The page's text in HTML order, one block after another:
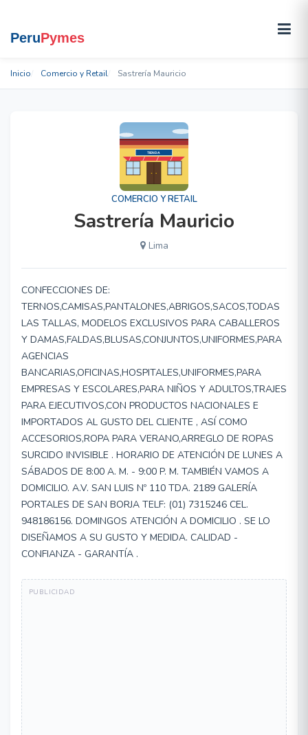
Inicio Comercio y Retail Sastrería Mauricio
COMERCIO Y RETAIL
Sastrería Mauricio
Lima
CONFECCIONES DE:
TERNOS,CAMISAS,PANTALONES,ABRIGOS,SACOS,TODAS
LAS TALLAS, MODELOS EXCLUSIVOS PARA CABALLEROS
Y DAMAS,FALDAS,BLUSAS,CONJUNTOS,UNIFORMES,PARA
AGENCIAS
BANCARIAS,OFICINAS,HOSPITALES,UNIFORMES,PARA
EMPRESAS Y ESCOLARES,PARA NIÑOS Y ADULTOS,TRAJES
PARA EJECUTIVOS,CON PRODUCTOS NACIONALES E
IMPORTADOS AL GUSTO DEL CLIENTE , ASÍ COMO
ACCESORIOS,ROPA PARA VERANO,ARREGLO DE ROPAS
SURCIDO INVISIBLE . HORARIO DE ATENCIÓN DE LUNES A
SÁBADOS DE 8:00 A. M. - 9:00 P. M. TAMBIÉN VAMOS A
DOMICILIO. A.V. SAN LUIS Nº 110 TDA. 2189 GALERÍA
PORTALES DE SAN BORJA TELF: (01) 7315246 CEL.
948186156. DOMINGOS ATENCIÓN A DOMICILIO . SE LO
DISEÑAMOS A SU GUSTO Y MEDIDA. CALIDAD -
CONFIANZA - GARANTÍA .